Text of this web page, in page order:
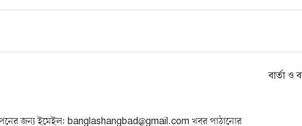
জন্য ইমেইল: banglashangbad@gmail.com খবর পাঠানোর
বার্তা ও